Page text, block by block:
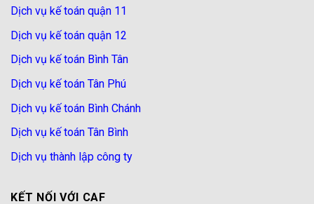
Dịch vụ kế toán quận 11
Dịch vụ kế toán quận 12
Dịch vụ kế toán Bình Tân
Dịch vụ kế toán Tân Phú
Dịch vụ kế toán Bình Chánh
Dịch vụ kế toán Tân Bình
Dịch vụ thành lập công ty
KẾT NỐI VỚI CAF